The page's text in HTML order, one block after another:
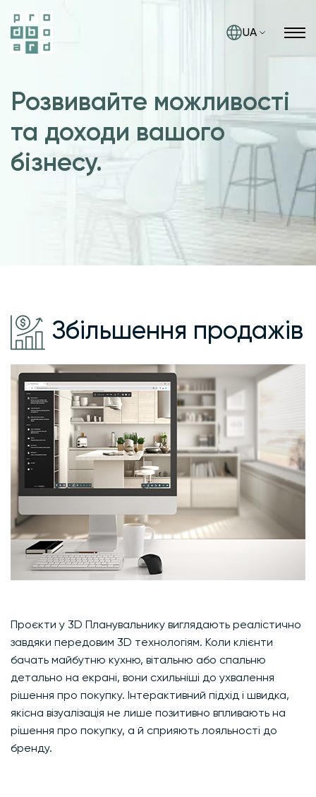
UA
Розвивайте можливості
та доходи вашого
бізнесу.
Збільшення продажів
Проєкти у 3D Планувальнику виглядають реалістично
завдяки передовим 3D технологіям. Коли клієнти
бачать майбутню кухню, вітальню або спальню
детально на екрані, вони схильніші до ухвалення
рішення про покупку. Інтерактивний підхід і швидка,
якісна візуалізація не лише позитивно впливають на
рішення про покупку, а й сприяють лояльності до
бренду.